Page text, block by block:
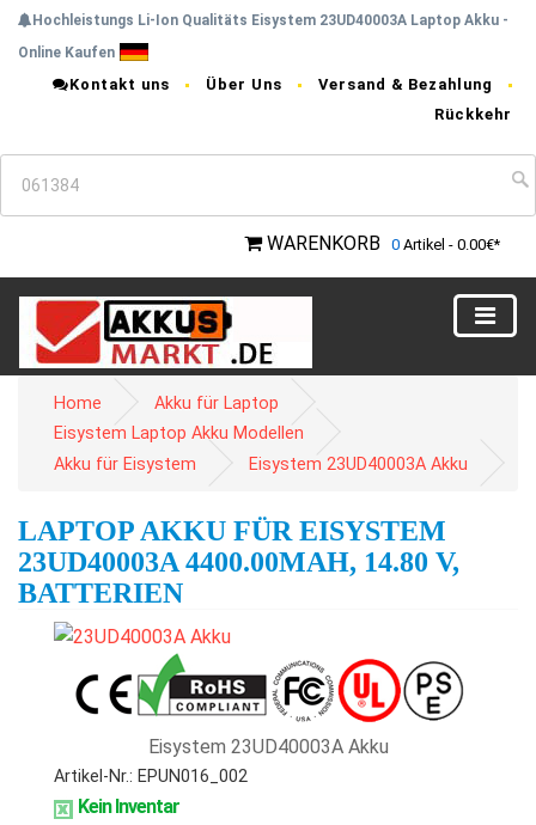
Hochleistungs Li-Ion Qualitäts Eisystem 23UD40003A Laptop Akku -
Online Kaufen
Kontakt uns Über Uns
Versand & Bezahlung
Rückkehr
WARENKORB 0 Artikel - 0.00€*
Home
Akku für Laptop
Eisystem Laptop Akku Modellen
Akku für Eisystem
Eisystem 23UD40003A Akku
LAPTOP AKKU FÜR EISYSTEM
23UD40003A 4400.00MAH, 14.80 V,
BATTERIEN
Eisystem 23UD40003A Akku
Artikel-Nr.: EPUN016_002
Kein Inventar